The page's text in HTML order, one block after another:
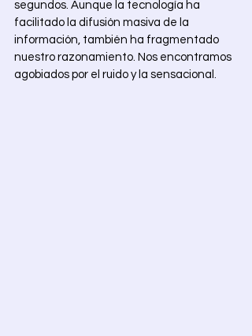
segundos. Aunque la tecnología ha
facilitado la difusión masiva de la
información, también ha fragmentado
nuestro razonamiento. Nos encontramos
agobiados por el ruido y la sensacional.